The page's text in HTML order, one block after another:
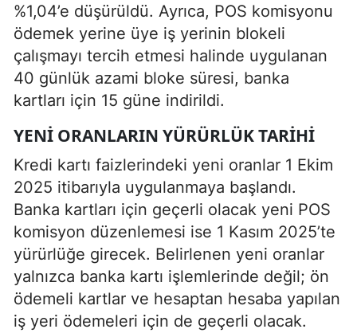
%1,04’e düşürüldü. Ayrıca, POS komisyonu
ödemek yerine üye iş yerinin blokeli
çalışmayı tercih etmesi halinde uygulanan
40 günlük azami bloke süresi, banka
kartları için 15 güne indirildi.
YENI ORANLARIN YÜRÜRLÜK TARIHI
Kredi kartı faizlerindeki yeni oranlar 1 Ekim
2025 itibarıyla uygulanmaya başlandı.
Banka kartları için geçerli olacak yeni POS
komisyon düzenlemesi ise 1 Kasım 2025’te
yürürlüğe girecek. Belirlenen yeni oranlar
yalnızca banka kartı işlemlerinde değil; ön
ödemeli kartlar ve hesaptan hesaba yapılan
iş yeri ödemeleri için de geçerli olacak.